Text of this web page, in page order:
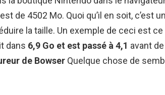
de 4502 Mo. Quoi qu’il en soit, c’est un
la taille. Un exemple de ceci est ce
dans 6,9 Go et est passé à 4,1 avant
de Bowser Quelque chose de